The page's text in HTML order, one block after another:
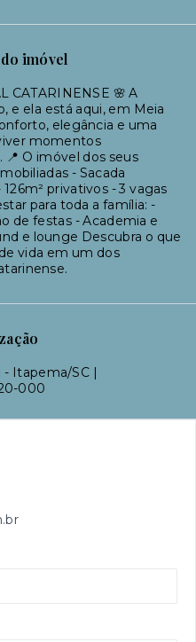
imóvel
CATARINENSE 🌸 A
e ela está aqui, em Meia
elegância e uma
momentos
O imóvel dos seus
- Sacada
privativos - 3 vagas
para toda a família: -
de festas - Academia e
e lounge Descubra o que
vida em um dos
- Itapema/SC |
000